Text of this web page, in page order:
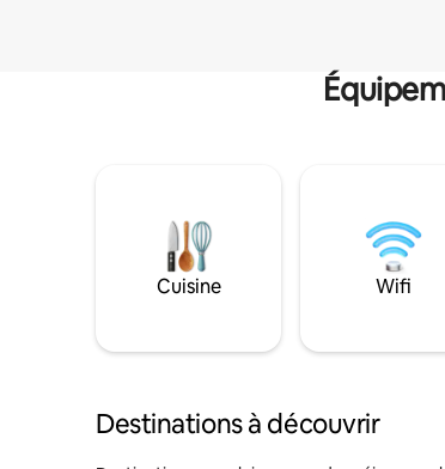
Cuisine Wifi
Destinations à découvrir